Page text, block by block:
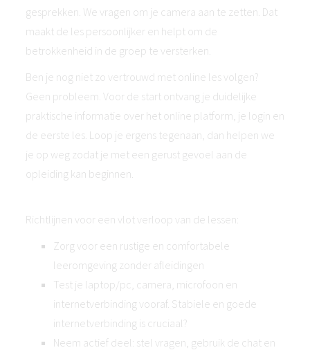
gesprekken. We vragen om je camera aan te zetten. Dat
maakt de les persoonlijker en helpt om de
betrokkenheid in de groep te versterken.
Ben je nog niet zo vertrouwd met online les volgen?
Geen probleem. Voor de start ontvang je duidelijke
praktische informatie over het online platform, je login en
de eerste les. Loop je ergens tegenaan, dan helpen we
je op weg zodat je met een gerust gevoel aan de
opleiding kan beginnen.
Richtlijnen voor een vlot verloop van de lessen:
Zorg voor een rustige en comfortabele
leeromgeving zonder afleidingen
Test je laptop/pc, camera, microfoon en
internetverbinding vooraf. Stabiele en goede
internetverbinding is cruciaal?
Neem actief deel: stel vragen, gebruik de chat en